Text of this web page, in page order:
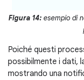
Figura 14: esempio di
Poiché questi
possibilmente i dati,
mostrando una